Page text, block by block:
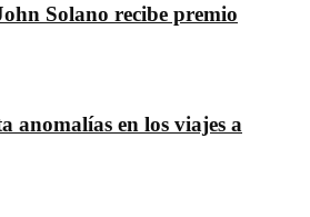
Solano recibe premio
anomalías en los viajes a